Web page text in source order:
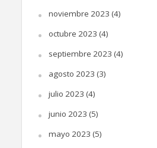
noviembre 2023 (4)
octubre 2023 (4)
septiembre 2023 (4)
agosto 2023 (3)
julio 2023 (4)
junio 2023 (5)
mayo 2023 (5)